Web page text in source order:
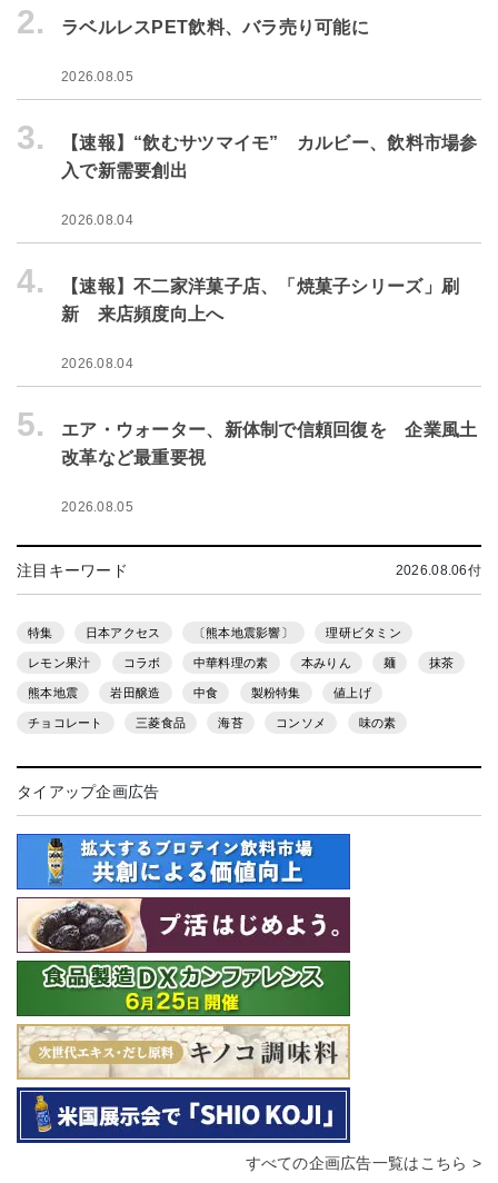
2. ラベルレスPET飲料、バラ売り可能に
2026.08.05
3.
【速報】“飲むサツマイモ” カルビー、飲料市場参
入で新需要創出
2026.08.04
4.
【速報】不二家洋菓子店、「焼菓子シリーズ」刷
新 来店頻度向上へ
2026.08.04
5.
エア・ウォーター、新体制で信頼回復を 企業風土
改革など最重要視
2026.08.05
注目キーワード 2026.08.06付
特集 日本アクセス 〔熊本地震影響〕 理研ビタミン
レモン果汁 コラボ 中華料理の素 本みりん 麺 抹茶
熊本地震 岩田醸造 中食 製粉特集 値上げ
チョコレート 三菱食品 海苔 コンソメ 味の素
タイアップ企画広告
すべての企画広告一覧はこちら >